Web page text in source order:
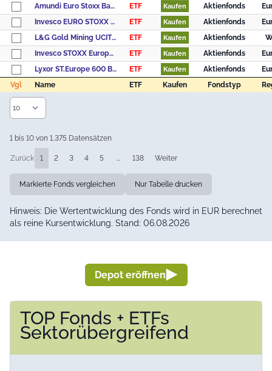
Name ETF Kaufen Fondstyp
Invesco EURO STOXX Optimised Banks UCITS ETF Acc
ETF Kaufen Aktienfonds
L&G Gold Mining UCITS ETF USD Accumulating ETF
ETF Kaufen Aktienfonds
Invesco STOXX Europe 600 Optimised Banks UCITS ETF Acc
ETF Kaufen Aktienfonds
Lyxor ST.Europe 600 Banks UE A.
ETF Kaufen Aktienfonds
Vgl
Name ETF Kaufen Fondstyp
1
Markierte Fonds vergleichen Nur Tabelle drucken
als reine Kursentwicklung. Stand: 06.08.2026
Depot eröffnen
TOP Fonds + ETFs
Sektorübergreifend